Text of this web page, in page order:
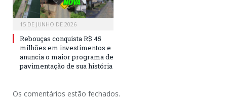
15 DE JUNHO DE 2026
Rebouças conquista R$ 45
milhões em investimentos e
anuncia o maior programa de
pavimentação de sua história
Os comentários estão fechados.